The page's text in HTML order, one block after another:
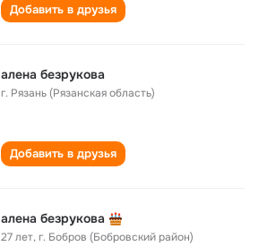
Добавить в друзья
алена безрукова
г. Рязань (Рязанская область)
Добавить в друзья
алена безрукова
27 лет,г. Бобров (Бобровский район)